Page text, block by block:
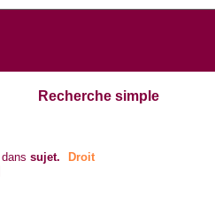
Recherche simple
danssujet.
Droit